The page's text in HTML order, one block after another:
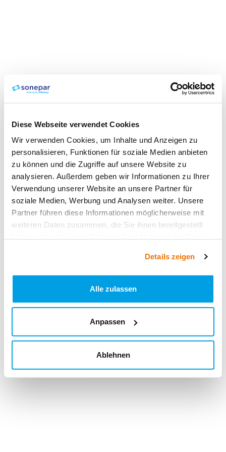
Diese Webseite verwendet Cookies
Wir verwenden Cookies, um Inhalte und Anzeigen zu
personalisieren, Funktionen für soziale Medien anbieten
zu können und die Zugriffe auf unsere Website zu
analysieren. Außerdem geben wir Informationen zu Ihrer
Verwendung unserer Website an unsere Partner für
soziale Medien, Werbung und Analysen weiter. Unsere
Partner führen diese Informationen möglicherweise mit
weiteren Daten zusammen, die Sie ihnen bereitgestellt
Details zeigen
Alle zulassen
Anpassen
Ablehnen